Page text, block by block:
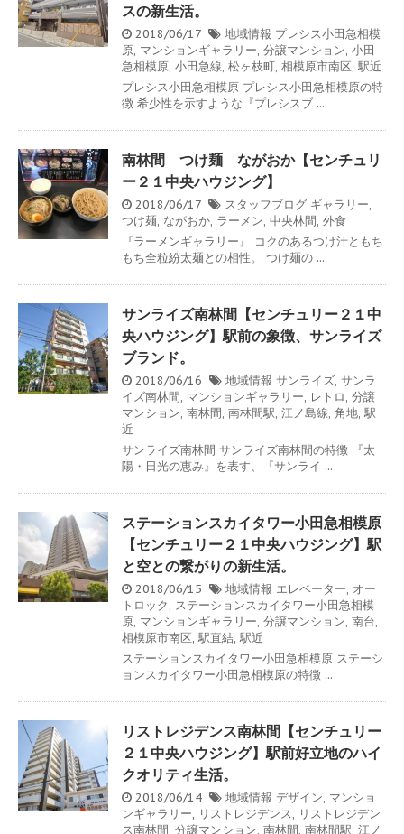
スの新生活。
2018/06/17 地域情報 プレシス小田急相模
原, マンションギャラリー, 分譲マンション, 小田
急相模原, 小田急線, 松ヶ枝町, 相模原市南区, 駅近
プレシス小田急相模原 プレシス小田急相模原の特
徴 希少性を示すような『プレシスブ ...
南林間 つけ麺 ながおか【センチュリ
ー２１中央ハウジング】
2018/06/17 スタッフブログ ギャラリー,
つけ麺, ながおか, ラーメン, 中央林間, 外食
『ラーメンギャラリー』 コクのあるつけ汁ともち
もち全粒紛太麺との相性。 つけ麺の ...
サンライズ南林間【センチュリー２１中
央ハウジング】駅前の象徴、サンライズ
ブランド。
2018/06/16 地域情報 サンライズ, サンラ
イズ南林間, マンションギャラリー, レトロ, 分譲
マンション, 南林間, 南林間駅, 江ノ島線, 角地, 駅
近
サンライズ南林間 サンライズ南林間の特徴 『太
陽・日光の恵み』を表す、『サンライ ...
ステーションスカイタワー小田急相模原
【センチュリー２１中央ハウジング】駅
と空との繋がりの新生活。
2018/06/15 地域情報 エレベーター, オー
トロック, ステーションスカイタワー小田急相模
原, マンションギャラリー, 分譲マンション, 南台,
相模原市南区, 駅直結, 駅近
ステーションスカイタワー小田急相模原 ステーシ
ョンスカイタワー小田急相模原の特徴 ...
リストレジデンス南林間【センチュリー
２１中央ハウジング】駅前好立地のハイ
クオリティ生活。
2018/06/14 地域情報 デザイン, マンショ
ンギャラリー, リストレジデンス, リストレジデン
ス南林間, 分譲マンション, 南林間, 南林間駅, 江ノ